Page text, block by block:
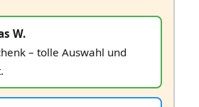
W.
– tolle Auswahl und